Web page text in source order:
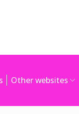
Other websites